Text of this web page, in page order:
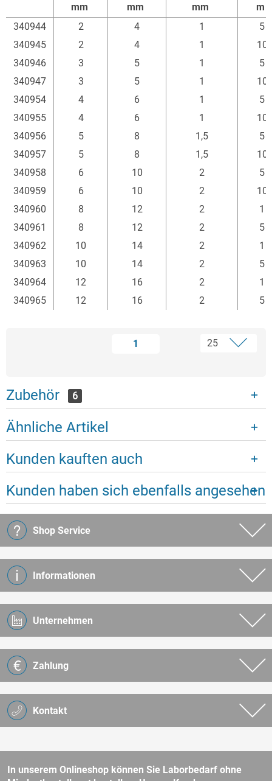
mm
mm
mm
m
Artikel
Innen-Ø
Außen-Ø
Wandstärke
340944 2 4 1
5
340945
2 4 1
10
340946
3 5 1
5
340947
3 5 1
10
340954
4 6 1
5
340955
4 6 1
10
340956
5 8 1,5
5
340957
5 8 1,5
10
340958
6 10 2
5
340959
6 10 2
10
340960
8 12 2
1
340961
8 12 2
5
340962
10 14 2
1
340963
10 14 2
5
340964
12 16 2
1
340965
12 16 2 5
1
Zubehör 6
Ähnliche Artikel
Kunden kauften auch
Kunden haben sich ebenfalls angesehen
Kontakt
Shop Service
Informationen
Unternehmen
Zahlung
In unserem Onlineshop können Sie Laborbedarf ohne